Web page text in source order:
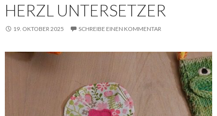
HERZL UNTERSETZER
19. OKTOBER 2025 SCHREIBE EINEN KOMMENTAR